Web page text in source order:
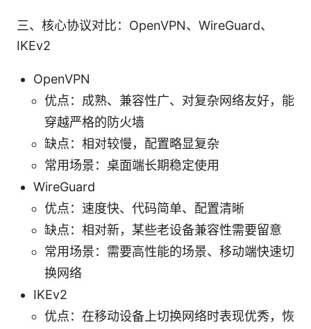
三、核心协议对比：OpenVPN、WireGuard、
IKEv2
OpenVPN
优点：成熟、兼容性广、对复杂网络友好，能
穿越严格的防火墙
缺点：相对较慢，配置略显复杂
常用场景：桌面端长期稳定使用
WireGuard
优点：速度快、代码简单、配置清晰
缺点：相对新，某些老设备兼容性需要留意
常用场景：需要高性能的场景、移动端快速切
换网络
IKEv2
优点：在移动设备上切换网络时表现优秀，恢